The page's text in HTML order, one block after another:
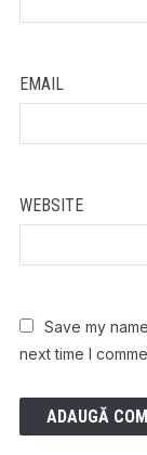
EMAIL
WEBSITE
Save my
next time I